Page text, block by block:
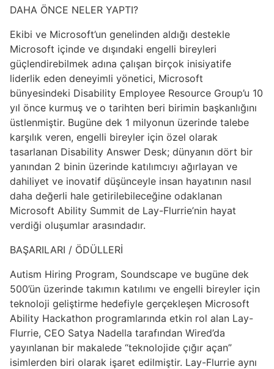
DAHA ÖNCE NELER YAPTI?
Ekibi ve Microsoft’un genelinden aldığı destekle
Microsoft içinde ve dışındaki engelli bireyleri
güçlendirebilmek adına çalışan birçok inisiyatife
liderlik eden deneyimli yönetici, Microsoft
bünyesindeki Disability Employee Resource Group’u 10
yıl önce kurmuş ve o tarihten beri birimin başkanlığını
üstlenmiştir. Bugüne dek 1 milyonun üzerinde talebe
karşılık veren, engelli bireyler için özel olarak
tasarlanan Disability Answer Desk; dünyanın dört bir
yanından 2 binin üzerinde katılımcıyı ağırlayan ve
dahiliyet ve inovatif düşünceyle insan hayatının nasıl
daha değerli hale getirilebileceğine odaklanan
Microsoft Ability Summit de Lay-Flurrie’nin hayat
verdiği oluşumlar arasındadır.
BAŞARILARI / ÖDÜLLERİ
Autism Hiring Program, Soundscape ve bugüne dek
500’ün üzerinde takımın katılımı ve engelli bireyler için
teknoloji geliştirme hedefiyle gerçekleşen Microsoft
Ability Hackathon programlarında etkin rol alan Lay-
Flurrie, CEO Satya Nadella tarafından Wired’da
yayınlanan bir makalede “teknolojide çığır açan”
isimlerden biri olarak işaret edilmiştir. Lay-Flurrie aynı